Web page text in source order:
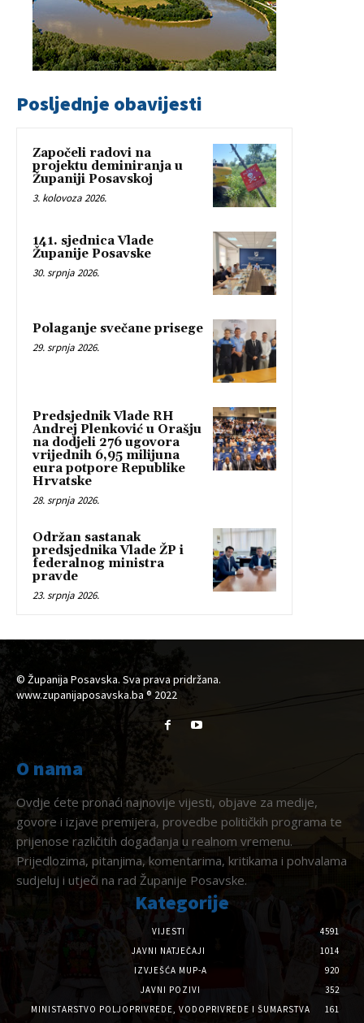
Posljednje obavijesti
Započeli radovi na
projektu deminiranja u
Županiji Posavskoj
3. kolovoza 2026.
141. sjednica Vlade
Županije Posavske
30. srpnja 2026.
Polaganje svečane prisege
29. srpnja 2026.
Predsjednik Vlade RH
Andrej Plenković u Orašju
na dodjeli 276 ugovora
vrijednih 6,95 milijuna
eura potpore Republike
Hrvatske
28. srpnja 2026.
Održan sastanak
predsjednika Vlade ŽP i
federalnog ministra
pravde
23. srpnja 2026.
© Županija Posavska. Sva prava pridržana.
www.zupanijaposavska.ba ® 2022
O nama
Ovdje ćete pronaći najnovije vijesti, objave za medije,
govore i izjave premijera, provedbe političkih programa te
prijenose različitih događanja u realnom vremenu.
Prijedlozima, pitanjima, komentarima, kritikama i pohvalama
sudjeluj i utječi na rad Županije Posavske.
Kategorije
VIJESTI
4591
JAVNI NATJEČAJI
1014
IZVJEŠĆA MUP-A
920
JAVNI POZIVI
352
MINISTARSTVO POLJOPRIVREDE, VODOPRIVREDE I ŠUMARSTVA
161